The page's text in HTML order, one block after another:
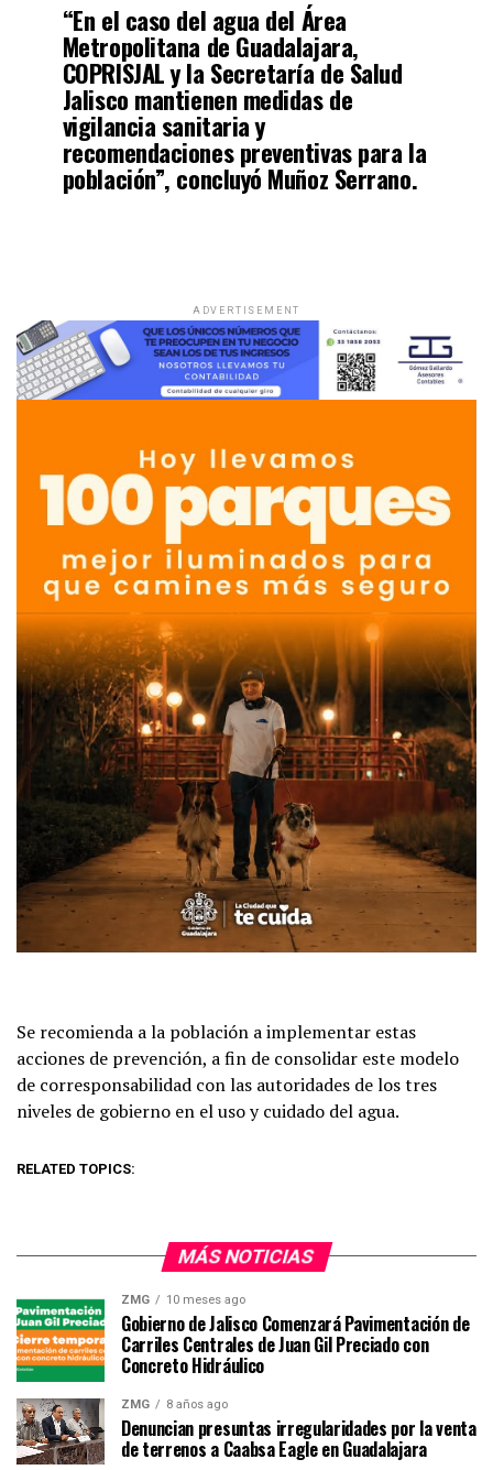
“En el caso del agua del Área
Metropolitana de Guadalajara,
COPRISJAL y la Secretaría de Salud
Jalisco mantienen medidas de
vigilancia sanitaria y
recomendaciones preventivas para la
población”, concluyó Muñoz Serrano.
ADVERTISEMENT
Se recomienda a la población a implementar estas
acciones de prevención, a fin de consolidar este modelo
de corresponsabilidad con las autoridades de los tres
niveles de gobierno en el uso y cuidado del agua.
RELATED TOPICS:
MÁS NOTICIAS
ZMG 10 meses ago
Gobierno de Jalisco Comenzará Pavimentación de
Carriles Centrales de Juan Gil Preciado con
Concreto Hidráulico
ZMG 8 años ago
Denuncian presuntas irregularidades por la venta
de terrenos a Caabsa Eagle en Guadalajara